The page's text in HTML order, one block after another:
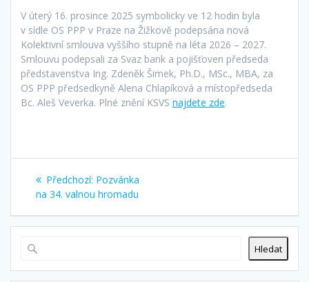
V úterý 16. prosince 2025 symbolicky ve 12 hodin byla
v sídle OS PPP v Praze na Žižkově podepsána nová
Kolektivní smlouva vyššího stupně na léta 2026 – 2027.
Smlouvu podepsali za Svaz bank a pojišťoven předseda
představenstva Ing. Zdeněk Šimek, Ph.D., MSc., MBA, za
OS PPP předsedkyně Alena Chlapíková a místopředseda
Bc. Aleš Veverka. Plné znění KSVS najdete zde.
Navigace
pro
příspěvek
Předchozí: Předchozí
příspěvek:
Pozvánka
na 34. valnou hromadu
Hledat